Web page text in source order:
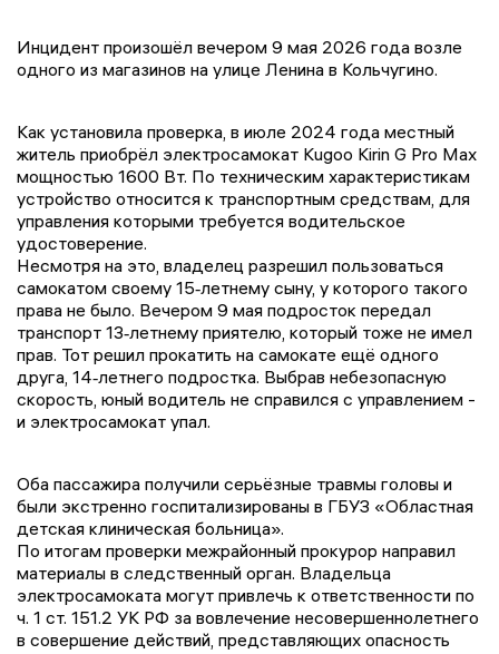
Инцидент произошёл вечером 9 мая 2026 года возле
одного из магазинов на улице Ленина в Кольчугино.
Как установила проверка, в июле 2024 года местный
житель приобрёл электросамокат Kugoo Kirin G Pro Max
мощностью 1600 Вт. По техническим характеристикам
устройство относится к транспортным средствам, для
управления которыми требуется водительское
удостоверение.
Несмотря на это, владелец разрешил пользоваться
самокатом своему 15‑летнему сыну, у которого такого
права не было. Вечером 9 мая подросток передал
транспорт 13‑летнему приятелю, который тоже не имел
прав. Тот решил прокатить на самокате ещё одного
друга, 14‑летнего подростка. Выбрав небезопасную
скорость, юный водитель не справился с управлением -
и электросамокат упал.
Оба пассажира получили серьёзные травмы головы и
были экстренно госпитализированы в ГБУЗ «Областная
детская клиническая больница».
По итогам проверки межрайонный прокурор направил
материалы в следственный орган. Владельца
электросамоката могут привлечь к ответственности по
ч. 1 ст. 151.2 УК РФ за вовлечение несовершеннолетнего
в совершение действий, представляющих опасность